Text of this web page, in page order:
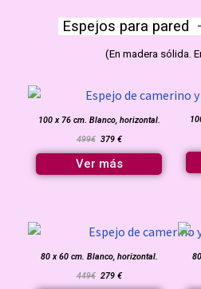
Espejos para pared
(En madera sólida.
100 x 76 cm. Blanco, horizontal.
499€ 379 €
Ver más
80 x 60 cm. Blanco, horizontal.
449€ 279 €